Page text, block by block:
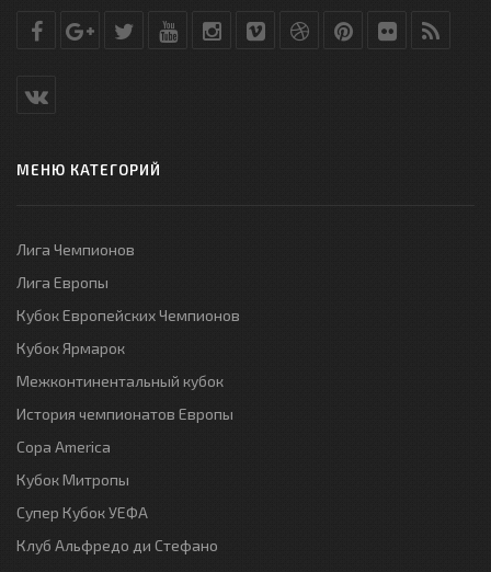
МЕНЮ КАТЕГОРИЙ
Лига Чемпионов
Лига Европы
Кубок Европейских Чемпионов
Кубок Ярмарок
Межконтинентальный кубок
История чемпионатов Европы
Copa America
Кубок Митропы
Супер Кубок УЕФА
Клуб Альфредо ди Стефано